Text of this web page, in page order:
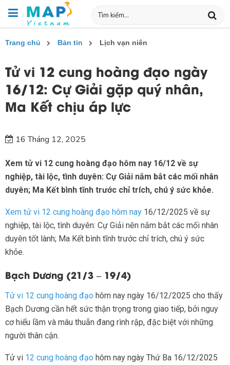
Trang chủ Bản tin Lịch vạn niên
Tử vi 12 cung hoàng đạo ngày
16/12: Cự Giải gặp quý nhân,
Ma Kết chịu áp lực
16 Tháng 12, 2025
Xem tử vi 12 cung hoàng đạo hôm nay 16/12 về sự
nghiệp, tài lộc, tình duyên: Cự Giải nắm bắt các mối nhân
duyên; Ma Kết bình tĩnh trước chỉ trích, chú ý sức khỏe.
Xem tử vi 12 cung hoàng đạo hôm nay 16/12/2025 về sự
nghiệp, tài lộc, tình duyên: Cự Giải nên nắm bắt các mối nhân
duyên tốt lành; Ma Kết bình tĩnh trước chỉ trích, chú ý sức
khỏe.
Bạch Dương (21/3 – 19/4)
Tử vi 12 cung hoàng đạo hôm nay ngày 16/12/2025 cho thấy
Bạch Dương cần hết sức thận trọng trong giao tiếp, bởi nguy
cơ hiểu lầm và mâu thuẫn đang rình rập, đặc biệt với những
người thân cận.
Tử vi 12 cung hoàng đạo hôm nay ngày Thứ Ba 16/12/2025